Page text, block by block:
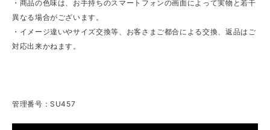
・商品の色味は、お手持ちのスマートフォンの画面によって実物と若干
異なる場合がございます。
・イメージ違いやサイズ交換等、お客さまご都合による交換、返品はご
対応出来かねます。
管理番号：SU457